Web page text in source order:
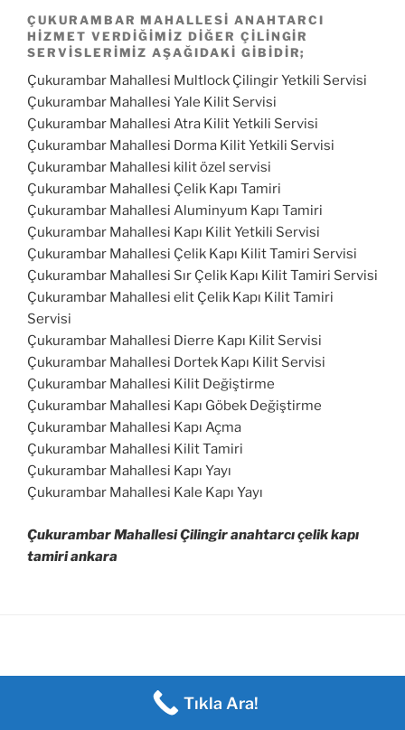
ÇUKURAMBAR MAHALLESI ANAHTARCI
HIZMET VERDIĞIMIZ DIĞER ÇILINGIR
SERVISLERIMIZ AŞAĞIDAKI GIBIDIR;
Çukurambar Mahallesi Multlock Çilingir Yetkili Servisi
Çukurambar Mahallesi Yale Kilit Servisi
Çukurambar Mahallesi Atra Kilit Yetkili Servisi
Çukurambar Mahallesi Dorma Kilit Yetkili Servisi
Çukurambar Mahallesi kilit özel servisi
Çukurambar Mahallesi Çelik Kapı Tamiri
Çukurambar Mahallesi Aluminyum Kapı Tamiri
Çukurambar Mahallesi Kapı Kilit Yetkili Servisi
Çukurambar Mahallesi Çelik Kapı Kilit Tamiri Servisi
Çukurambar Mahallesi Sır Çelik Kapı Kilit Tamiri Servisi
Çukurambar Mahallesi elit Çelik Kapı Kilit Tamiri
Servisi
Çukurambar Mahallesi Dierre Kapı Kilit Servisi
Çukurambar Mahallesi Dortek Kapı Kilit Servisi
Çukurambar Mahallesi Kilit Değiştirme
Çukurambar Mahallesi Kapı Göbek Değiştirme
Çukurambar Mahallesi Kapı Açma
Çukurambar Mahallesi Kilit Tamiri
Çukurambar Mahallesi Kapı Yayı
Çukurambar Mahallesi Kale Kapı Yayı
Çukurambar Mahallesi Çilingir anahtarcı çelik kapı
tamiri ankara
Tıkla Ara!